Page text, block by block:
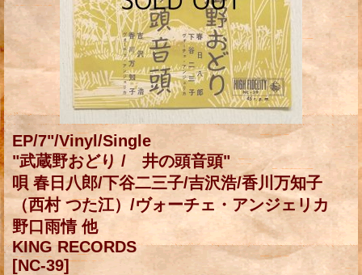
EP/7"/Vinyl/Single
"武蔵野おどり / 井の頭音頭"
唄 春日八郎/下谷二三子/吉沢浩/香川万知子
（西村 つた江）/ヴォーチェ・アンジェリカ
野口雨情 他
KING RECORDS
[NC-39]